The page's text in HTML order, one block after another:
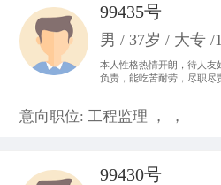
99435号
男 / 37岁 / 大专 /
本人性格热情开朗，待人友
负责，能吃苦耐劳，尽职尽
的精神，并从工作中体会到
意向职位: 工程监理 ， ，
99430号